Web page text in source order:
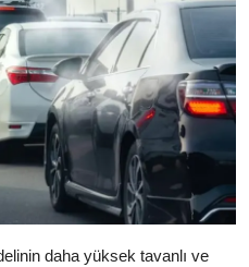
daha yüksek tavanlı ve